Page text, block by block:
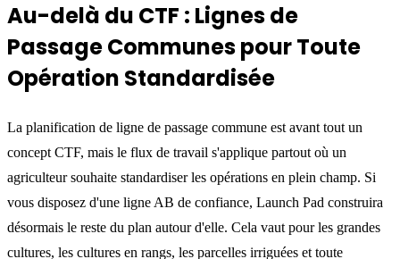
Au-delà du CTF : Lignes de
Passage Communes pour Toute
Opération Standardisée
La planification de ligne de passage commune est avant tout un
concept CTF, mais le flux de travail s'applique partout où un
agriculteur souhaite standardiser les opérations en plein champ. Si
vous disposez d'une ligne AB de confiance, Launch Pad construira
désormais le reste du plan autour d'elle. Cela vaut pour les grandes
cultures, les cultures en rangs, les parcelles irriguées et toute